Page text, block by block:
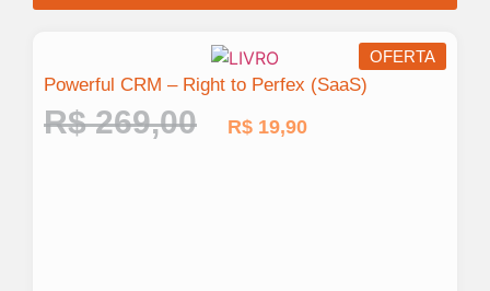
OFERTA
Powerful CRM – Right to Perfex (SaaS)
R$269,00 R$ 19,90